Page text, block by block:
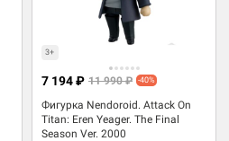
3+
Фигурка Nendoroid. Attack On
Titan: Eren Yeager. The Final
Season Ver. 2000
7 194 ₽ 11 990 ₽ -40%